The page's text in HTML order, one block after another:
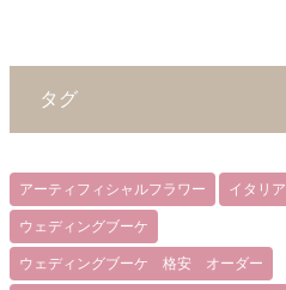
タグ
アーティフィシャルフラワー イタリア
ウェディングブーケ
ウェディングブーケ 格安 オーダー